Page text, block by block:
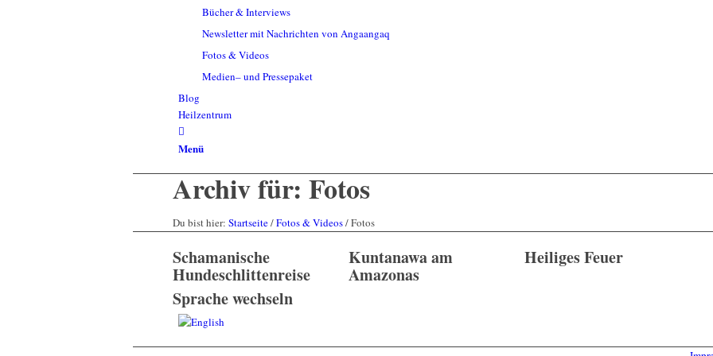
Bücher & Interviews
Newsletter mit Nachrichten von Angaangaq
Fotos & Videos
Medien– und Pressepaket
Blog
Heilzentrum
Menü
Archiv für: Fotos
Du bist hier: Startseite/Fotos & Videos/Fotos
Schamanische
Hundeschlittenreise
Kuntanawa am
Amazonas
Heiliges Feuer
Sprache wechseln